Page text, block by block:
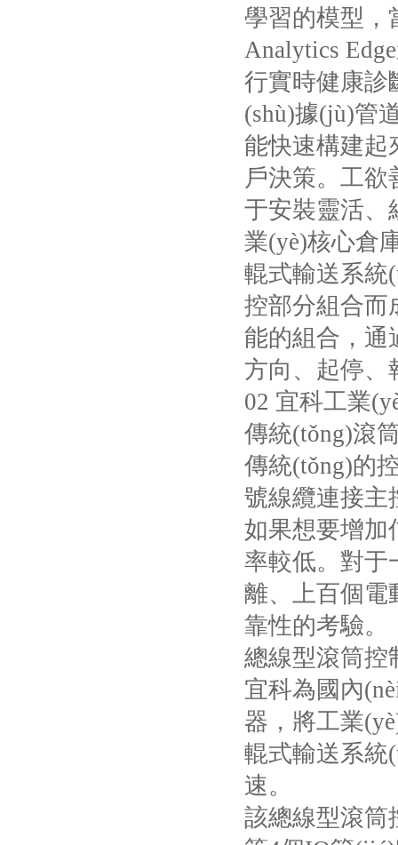
學習的模型，
Analytics Edge
行實時健康診斷
(shù)據(jù)管
能快速構建起
戶決策。工
于安裝靈活
業(yè)核心倉
輥式輸送系統
控部分組合而
能的組合
方向、起停
02 宜科工業
傳統(tǒng)滾
傳統(tǒng)的
號線纜連接主
如果想要增加
率較低。
離、上百個
靠性的考驗。
總線型滾筒控
宜科為國內
器，將工
輥式輸送系統
速。
該總線型滾筒控